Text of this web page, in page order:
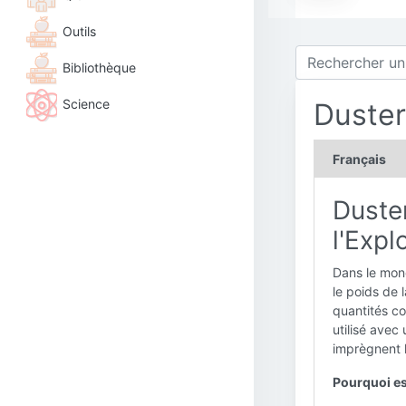
Outils
Bibliothèque
Science Duster
Français
Dans le
le poids de
quantités
utilisé avec
imprègnent
Pourquoi